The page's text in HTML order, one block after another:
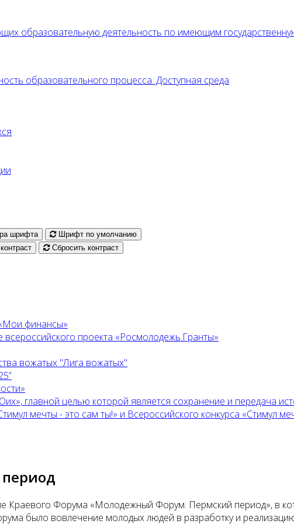
образовательную деятельность по имеющим
образовательного процесса. Доступная среда
шрифта
Шрифт по умолчанию
Сбросить контраст
финансы»
проекта «Росмолодежь.Гранты»
вожатых "Лига вожатых"
главной целью которой является сохранение и передача
мечты - это сам ты!» и Всероссийского конкурса «Стимул
Краевого Форума «Молодежный Форум. Пермский период», в
было вовлечение молодых людей в разработку и